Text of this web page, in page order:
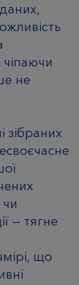
не
зібраних
— тягне
що